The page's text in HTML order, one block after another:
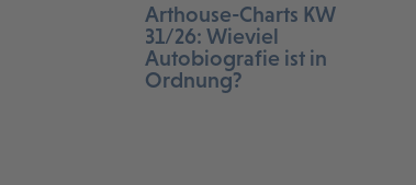
Arthouse-Charts KW
31/26: Wieviel
Autobiografie ist in
Ordnung?